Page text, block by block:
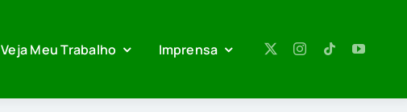
Veja Meu Trabalho Imprensa